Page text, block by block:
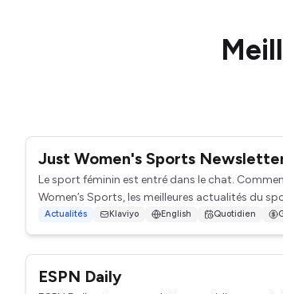
Just Women's Sports
Le sport féminin est entré dans le chat.
Women’s Sports, les meilleures actualités du
Actualités Klaviyo English Quotidien
ESPN Daily